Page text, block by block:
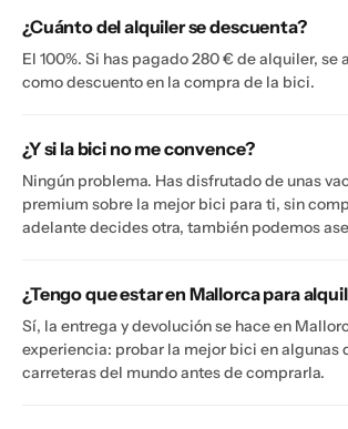
¿Cuánto del alquiler se descuenta?
El 100%. Si has pagado 280 € de alquiler,
como descuento en la compra de la bici.
¿Y si la bici no me convence?
Ningún problema. Has disfrutado de unas
premium sobre la mejor bici para ti, sin
adelante decides otra, también podemos
¿Tengo que estar en Mallorca para
Sí, la entrega y devolución se hace en
experiencia: probar la mejor bici en algunas
carreteras del mundo antes de comprarla.